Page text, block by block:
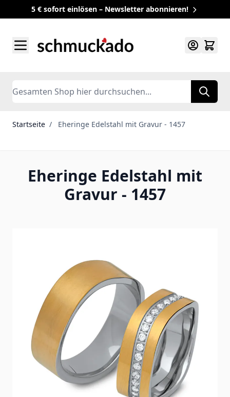
5 € sofort einlösen – Newsletter abonnieren!
Search
Startseite / Eheringe Edelstahl mit Gravur - 1457
Eheringe Edelstahl mit
Gravur - 1457